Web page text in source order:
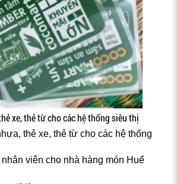
xe, thẻ từ cho các hệ thống siêu thị
thẻ xe, thẻ từ cho các hệ thống
nhân viên cho nhà hàng món Huế